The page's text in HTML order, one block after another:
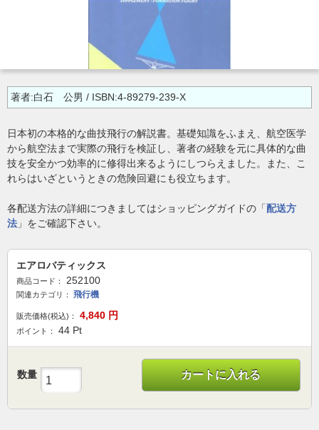
著者:白石 公男 / ISBN:4-89279-239-X
日本初の本格的な曲技飛行の解説書。基礎知識をふまえ、航空医学
から航空法まで実際の飛行を検証し、著者の経験を元に具体的な曲
技を安全かつ効率的に修得出来るようにしつらえました。また、こ
れらはいざというときの危険回避にも役立ちます。
各配送方法の詳細につきましてはショッピングガイドの「配送方
法 」をご確認下さい。
エアロバティックス
商品コード： 252100
関連カテゴリ： 飛行機
販売価格(税込)： 4,840 円
ポイント： 44 Pt
数量 カートに入れる